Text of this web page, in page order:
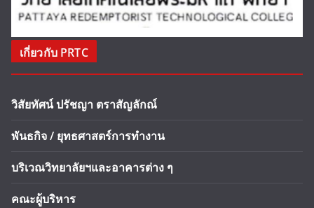
เกี่ยวกับ PRTC
วิสัยทัศน์ ปรัชญา ตราสัญลักณ์
พันธกิจ / ยุทธศาสตร์การทำงาน
บริเวณวิทยาลัยฯและอาคารต่าง ๆ
คณะผู้บริหาร